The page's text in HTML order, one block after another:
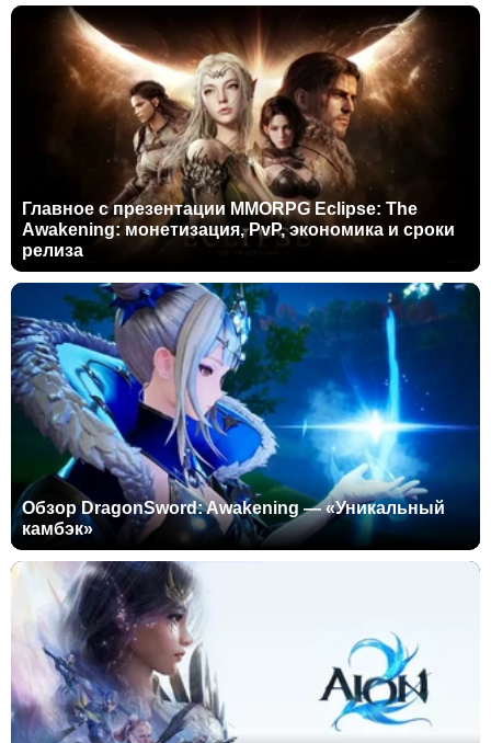
Главное с презентации MMORPG Eclipse: The
Awakening: монетизация, PvP, экономика и сроки
релиза
Обзор DragonSword: Awakening — «Уникальный
камбэк»